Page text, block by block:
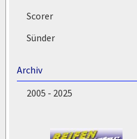
Scorer
Sünder
Archiv
2005 - 2025